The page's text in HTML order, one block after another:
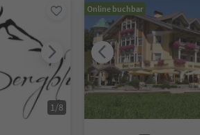
1/8
Online buchbar